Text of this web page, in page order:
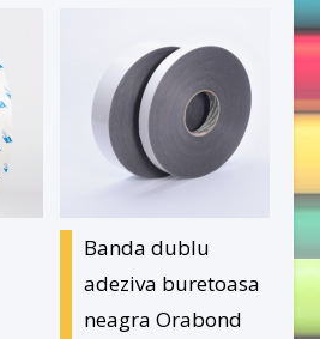
Banda dublu
adeziva buretoasa
neagra Orabond